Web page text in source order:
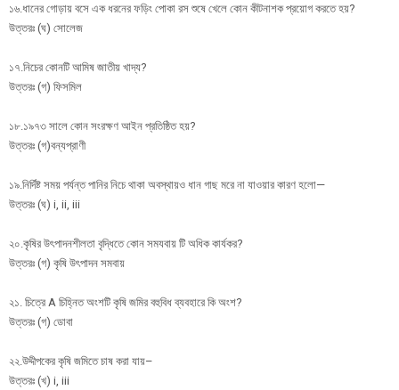
১৬.ধানের গোড়ায় বসে এক ধরনের ফড়িং পোকা রস শুষে খেলে কোন কীটনাশক প্রয়োগ করতে হয়?
উত্তরঃ (ঘ) সোলেজ
১৭.নিচের কোনটি আমিষ জাতীয় খাদ্য?
উত্তরঃ (গ) ফিসমিল
১৮.১৯৭৩ সালে কোন সংরক্ষণ আইন প্রতিষ্ঠিত হয়?
উত্তরঃ (গ)বন্যপ্রাণী
১৯.নির্দিষ্ট সময় পর্যন্ত পানির নিচে থাকা অবস্থায়ও ধান গাছ মরে না যাওয়ার কারণ হলো—
উত্তরঃ (ঘ) i, ii, iii
২০.কৃষির উৎপাদনশীলতা বৃদ্ধিতে কোন সমযবায় টি অধিক কার্যকর?
উত্তরঃ (গ) কৃষি উৎপাদন সমবায়
২১. চিত্রে A চিহ্নিত অংশটি কৃষি জমির বহুবিধ ব্যবহারে কি অংশ?
উত্তরঃ (গ) ডোবা
২২.উদ্দীপকের কৃষি জমিতে চাষ করা যায়–
উত্তরঃ (খ) i, iii